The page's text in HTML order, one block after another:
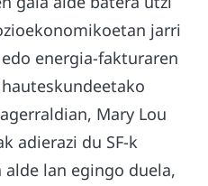
jarri
energia-fakturaren
Mary Lou
adierazi du SF-k
lan egingo duela,